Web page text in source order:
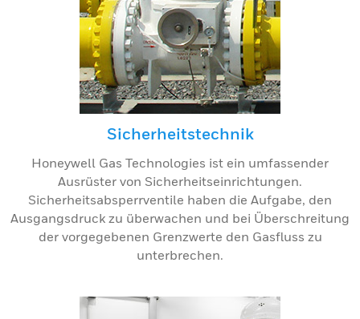
Sicherheitstechnik
Honeywell Gas Technologies ist ein umfassender
Ausrüster von Sicherheitseinrichtungen.
Sicherheitsabsperrventile haben die Aufgabe, den
Ausgangsdruck zu überwachen und bei Überschreitung
der vorgegebenen Grenzwerte den Gasfluss zu
unterbrechen.